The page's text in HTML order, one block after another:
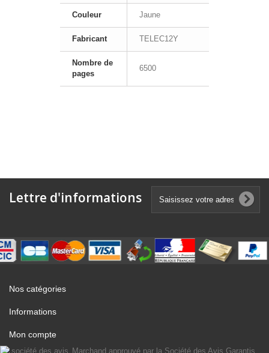
Couleur Jaune
Fabricant TELEC12Y
Nombre de
pages
6500
Lettre d'informations
Nos catégories
Informations
Mon compte